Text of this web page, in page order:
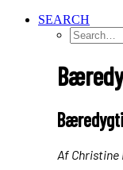
SEARCH
Af Christine